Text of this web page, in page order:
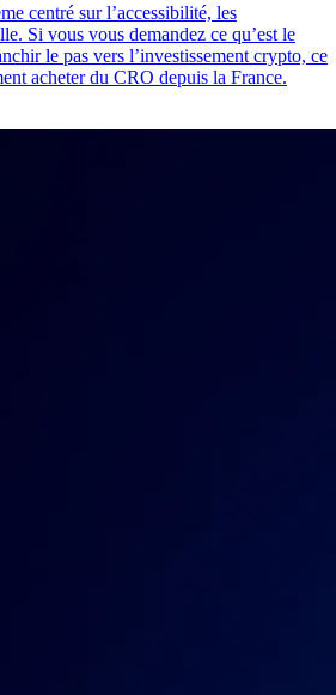
centré sur l’accessibilité, les
Si vous vous demandez ce qu’est le
le pas vers l’investissement crypto, ce
acheter du CRO depuis la France.